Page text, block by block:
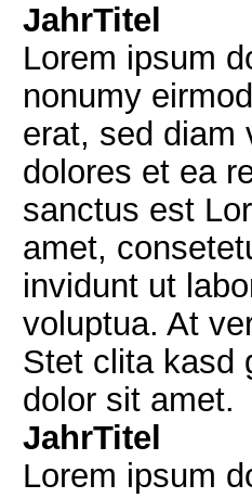
JahrTitel
Lorem ipsum
nonumy
erat, sed diam
dolores et ea
sanctus est
amet,
invidunt ut
voluptua. At
Stet clita kasd
dolor sit amet.
JahrTitel
Lorem ipsum